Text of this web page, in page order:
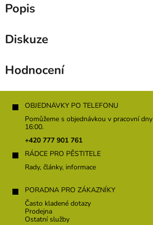
Popis
Diskuze
Hodnocení
OBJEDNÁVKY PO TELEFONU
Pomůžeme s objednávkou v pracovní
16:00.
+420 777 901 761
RÁDCE PRO PĚSTITELE
Rady, články, informace
PORADNA PRO ZÁKAZNÍKY
Často kladené dotazy
Prodejna
Ostatní služby